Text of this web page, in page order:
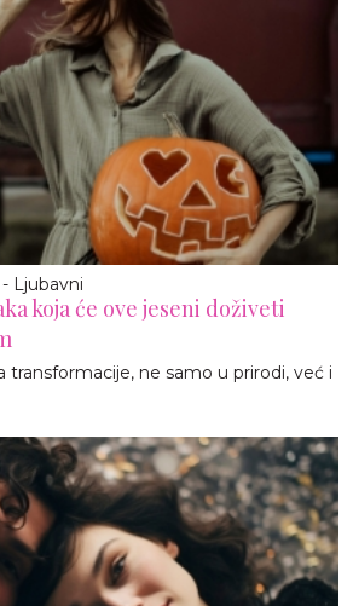
Ljubavni
koja će ove jeseni doživeti
transformacije, ne samo u prirodi, već i